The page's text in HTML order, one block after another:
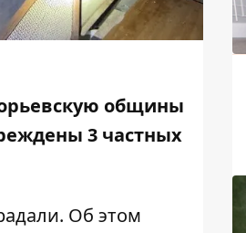
общины
3 частных
Об этом